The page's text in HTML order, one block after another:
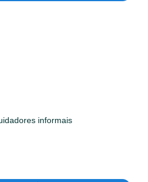
informais